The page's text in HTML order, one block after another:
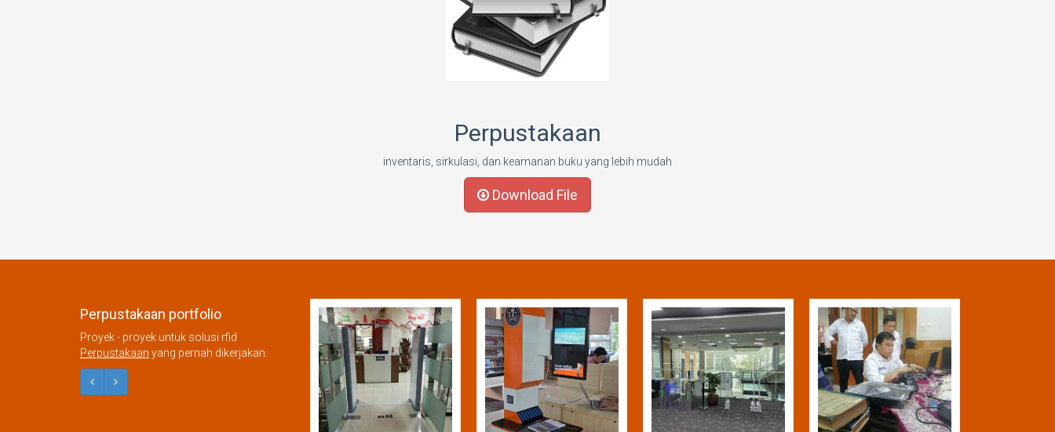
Perpustakaan
inventaris, sirkulasi, dan keamanan buku yang lebih mudah
Download File
Perpustakaan portfolio
Proyek - proyek untuk solusi rfid
Perpustakaan yang pernah dikerjakan.